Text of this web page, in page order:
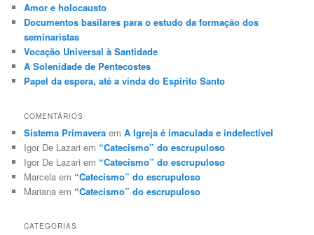
Amor e holocausto
Documentos basilares para o estudo da formação dos
seminaristas
Vocação Universal à Santidade
A Solenidade de Pentecostes
Papel da espera, até a vinda do Espírito Santo
COMENTÁRIOS
Sistema Primavera emA Igreja é imaculada e indefectível
Igor De Lazari em “Catecismo” do escrupuloso
Igor De Lazari em “Catecismo” do escrupuloso
Marcela em “Catecismo” do escrupuloso
Mariana em “Catecismo” do escrupuloso
CATEGORIAS